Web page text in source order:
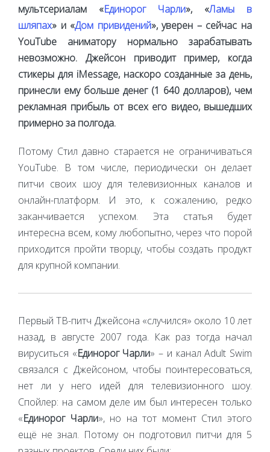
мультсериалам «Единорог Чарли», «Ламы в
шляпах» и «Дом привидений», уверен – сейчас на
YouTube аниматору нормально зарабатывать
невозможно. Джейсон приводит пример, когда
стикеры для iMessage, наскоро созданные за день,
принесли ему больше денег (1 640 долларов), чем
рекламная прибыль от всех его видео, вышедших
примерно за полгода.
Потому Стил давно старается не ограничиваться
YouTube. В том числе, периодически он делает
питчи своих шоу для телевизионных каналов и
онлайн-платформ. И это, к сожалению, редко
заканчивается успехом. Эта статья будет
интересна всем, кому любопытно, через что порой
приходится пройти творцу, чтобы создать продукт
для крупной компании.
Первый ТВ-питч Джейсона «случился» около 10 лет
назад, в августе 2007 года. Как раз тогда начал
вируситься «Единорог Чарли» – и канал Adult Swim
связался с Джейсоном, чтобы поинтересоваться,
нет ли у него идей для телевизионного шоу.
Спойлер: на самом деле им был интересен только
«Единорог Чарли», но на тот момент Стил этого
ещё не знал. Потому он подготовил питчи для 5